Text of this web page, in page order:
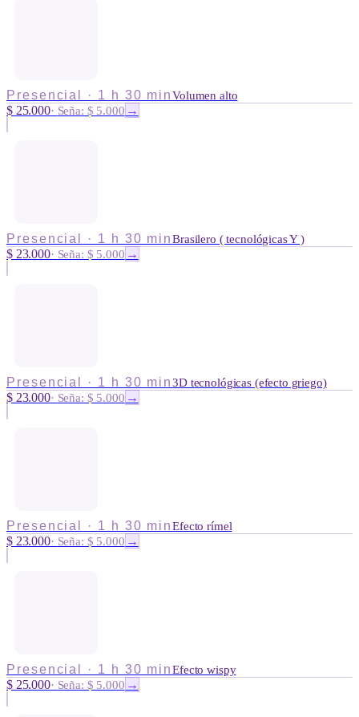
Presencial · 1 h 30 minVolumen alto
$ 25.000· Seña: $ 5.000 →
Presencial · 1 h 30 minBrasilero ( tecnológicas Y )
$ 23.000· Seña: $ 5.000 →
Presencial · 1 h 30 min3D tecnológicas (efecto griego)
$ 23.000· Seña: $ 5.000 →
Presencial · 1 h 30 minEfecto rímel
$ 23.000· Seña: $ 5.000 →
Presencial · 1 h 30 minEfecto wispy
$ 25.000· Seña: $ 5.000 →